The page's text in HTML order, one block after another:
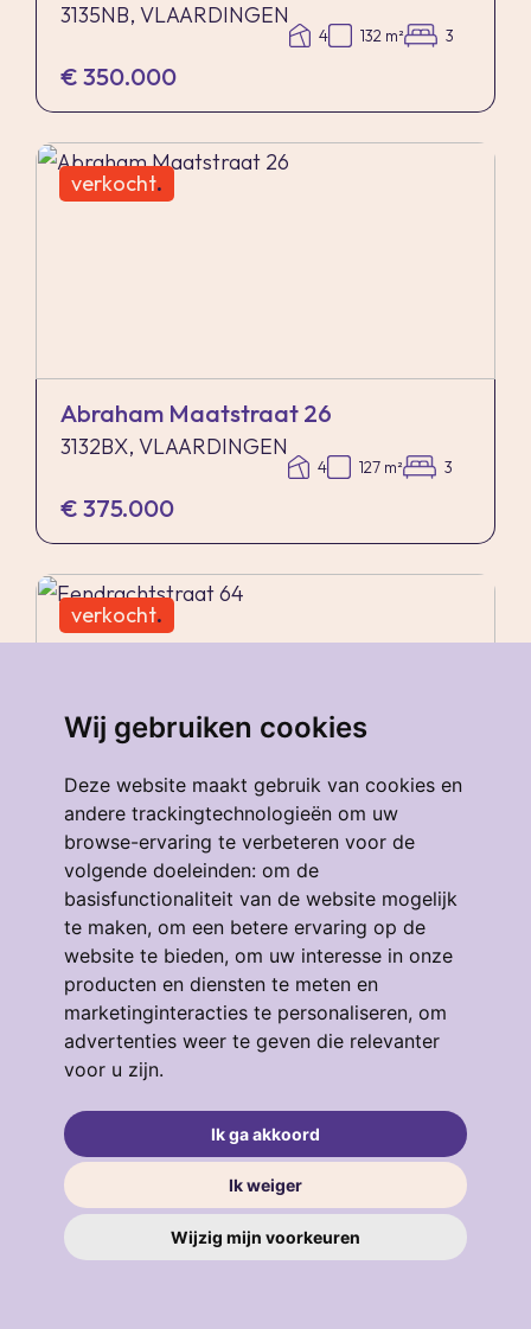
Wij gebruiken cookies
Deze website maakt gebruik van cookies en
andere trackingtechnologieën om uw
browse-ervaring te verbeteren voor de
volgende doeleinden: om de
basisfunctionaliteit van de website mogelijk
te maken, om een betere ervaring op de
website te bieden, om uw interesse in onze
producten en diensten te meten en
marketinginteracties te personaliseren, om
advertenties weer te geven die relevanter
voor u zijn.
Ik ga akkoord
Ik weiger
Wijzig mijn voorkeuren
3135NB, VLAARDINGEN
4 132 m² 3
€ 350.000
verkocht.
Abraham Maatstraat 26
3132BX, VLAARDINGEN
4 127 m² 3
€ 375.000
verkocht.
Eendrachtstraat 64
3134GM, VLAARDINGEN
4 53 m² 3
€ 319.000
verkocht.